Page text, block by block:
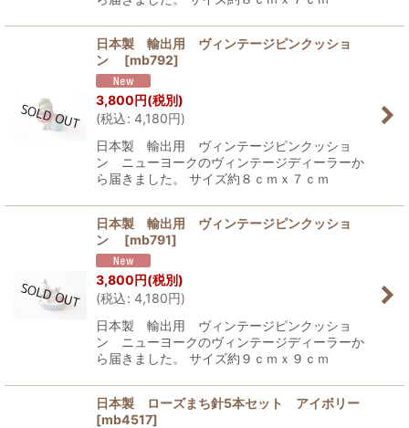
日本製 輸出用 ヴィンテージピンクッショ
ン
[mb792]
3,800円(税別)
(税込: 4,180円)
日本製 輸出用 ヴィンテージピンクッショ
ン ニューヨークのヴィンテージディーラーか
ら届きました。 サイズ約８ｃｍｘ７ｃｍ
日本製 輸出用 ヴィンテージピンクッショ
ン
[mb791]
3,800円(税別)
(税込: 4,180円)
日本製 輸出用 ヴィンテージピンクッショ
ン ニューヨークのヴィンテージディーラーか
ら届きました。 サイズ約９ｃｍｘ９ｃｍ
日本製 ローズまち針5本セット アイボリー
[mb4517]